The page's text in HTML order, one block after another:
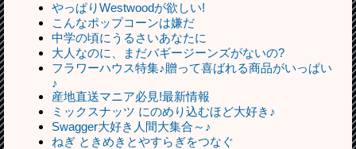
やっぱりWestwoodが欲しい!
こんなポップコーンは嫌だ
中学の頃にうるさいあなたに
大人なのに、まだバギージーンズがないの?
フラワーハウス特集♪贈って喜ばれる商品がいっぱい
♪
産地直送マニア必見!最新情報
ミックスナッツ にのめり込むほど大好き♪
Swagger大好き人間大集合～♪
ねぎ ときめきとやすらぎをつなぐ